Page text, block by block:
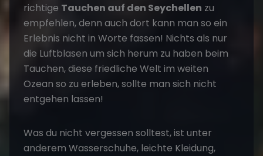
richtige Tauchen auf den Seychellen zu
empfehlen, denn auch dort kann man so ein
Erlebnis nicht in Worte fassen! Nichts als nur
die Luftblasen um sich herum zu haben beim
Tauchen, diese friedliche Welt im weiten
Ozean so zu erleben, sollte man sich nicht
entgehen lassen!
Was du nicht vergessen solltest, ist unter
anderem Wasserschuhe, leichte Kleidung,